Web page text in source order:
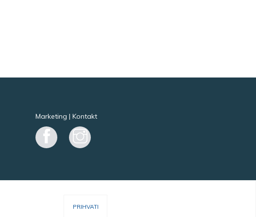
PRIHVATI
Marketing |Kontakt
FacebookInstagram